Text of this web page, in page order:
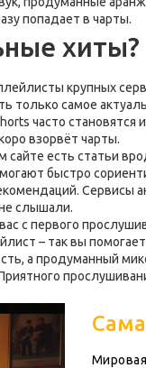
попадает в чарты.
хиты?
крупных
только самое
часто
взорвёт чарты.
есть статьи
быстро
слышали.
с первого
– так вы
а продуманный